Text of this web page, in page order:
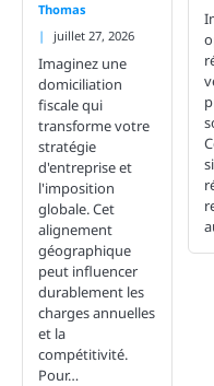
Thomas
juillet 27, 2026
Imaginez une
domiciliation
fiscale qui
transforme votre
stratégie
d'entreprise et
l'imposition
globale. Cet
alignement
géographique
peut influencer
durablement les
charges annuelles
et la
compétitivité.
Pour…